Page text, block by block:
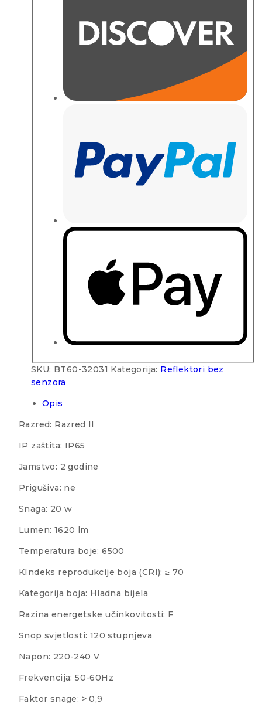
SKU: BT60-32031 Kategorija: Reflektori bez
senzora
Opis
Razred: Razred II
IP zaštita: IP65
Jamstvo: 2 godine
Prigušiva: ne
Snaga: 20 w
Lumen: 1620 lm
Temperatura boje: 6500
KIndeks reprodukcije boja (CRI): ≥ 70
Kategorija boja: Hladna bijela
Razina energetske učinkovitosti: F
Snop svjetlosti: 120 stupnjeva
Napon: 220-240 V
Frekvencija: 50-60Hz
Faktor snage: > 0,9